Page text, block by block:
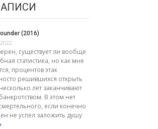
(2016)
существует ли вообще
статистика, но как мне
процентов этак
решившихся открыть
лет заканчивают
В этом нет
если конечно
не успел заложить душу